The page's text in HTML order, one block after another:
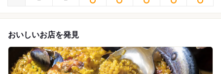
おいしいお店を発見